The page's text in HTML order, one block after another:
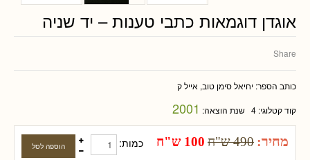
אוגדן דוגמאות כתבי טענות – יד שניה
Share
כותב הספר: יחיאל סימן טוב, אייל ק
קוד קטלוגי: 4 שנת הוצאה: 2001
מחיר: 490 ש"ח 100 ש"ח כמות: